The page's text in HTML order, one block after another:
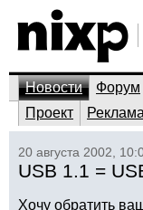
Новости Форум
Проект
Реклама
20 августа 2002,
USB 1.1 =
Хочу обратить